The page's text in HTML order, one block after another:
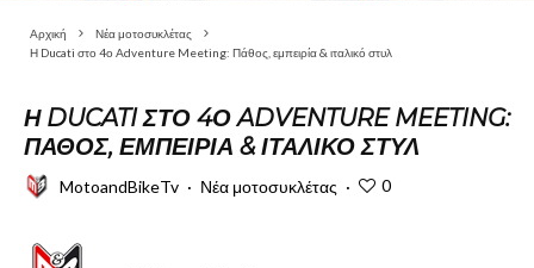
Αρχική
Νέα μοτοσυκλέτας
Η Ducati στο 4ο Adventure Meeting: Πάθος, εμπειρία & ιταλικό στυλ
Η DUCATI ΣΤΟ 4Ο ADVENTURE MEETING:
ΠΆΘΟΣ, ΕΜΠΕΙΡΊΑ & ΙΤΑΛΙΚΌ ΣΤΥΛ
MotoandBikeTv · Νέα μοτοσυκλέτας · 0